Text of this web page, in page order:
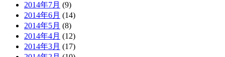
2014年7月 (9)
2014年6月 (14)
2014年5月 (8)
2014年4月 (12)
2014年3月 (17)